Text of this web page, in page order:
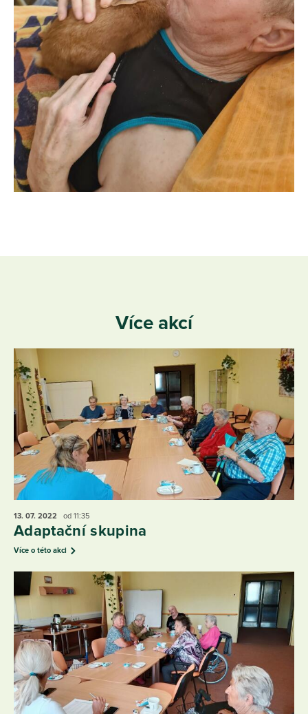
Více akcí
13. 07. 2022 od 11:35
Adaptační skupina
Více o této akci